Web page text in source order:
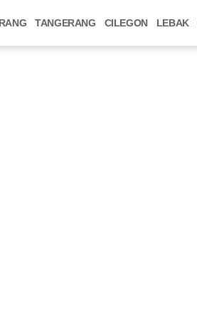
TANGERANG CILEGON LEBAK